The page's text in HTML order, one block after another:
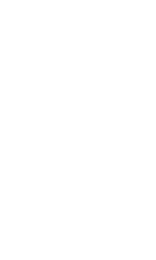
Müller in
des
erwarten Sie nicht
auch acht
erobert zu